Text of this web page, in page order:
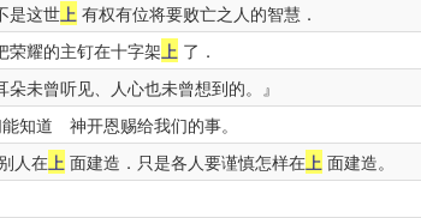
是这世上 有权有位将要败亡之人的智慧．
荣耀的主钉在十字架上 了．
未曾听见、人心也未曾想到的。』
知道 神开恩赐给我们的事。
人在上 面建造．只是各人要谨慎怎样在上 面建造。